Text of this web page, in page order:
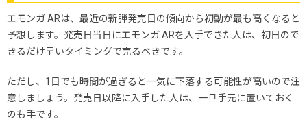
エモンガ ARは、最近の新弾発売日の傾向から初動が最も高くなると
予想します。発売日当日にエモンガ ARを入手できた人は、初日ので
きるだけ早いタイミングで売るべきです。
ただし、1日でも時間が過ぎると一気に下落する可能性が高いので注
意しましょう。発売日以降に入手した人は、一旦手元に置いておく
のも手です。